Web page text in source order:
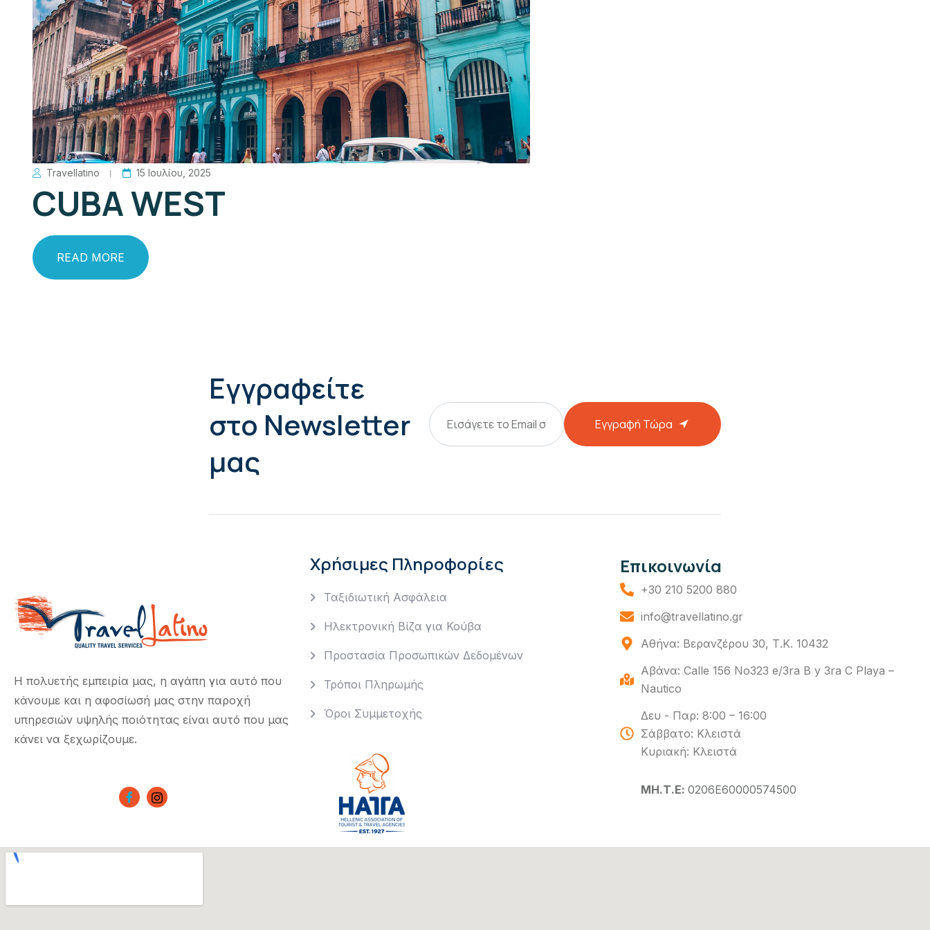
Travellatino 15 Ιουλίου, 2025
CUBA WEST
READ MORE
Εγγραφείτε
στο Newsletter
μας
Εγγραφή Τώρα
Η πολυετής εμπειρία μας, η αγάπη για αυτό που
κάνουμε και η αφοσίωσή μας στην παροχή
υπηρεσιών υψηλής ποιότητας είναι αυτό που μας
κάνει να ξεχωρίζουμε.
Χρήσιμες Πληροφορίες
Ταξιδιωτική Ασφάλεια
Ηλεκτρονική Βίζα για Κούβα
Προστασία Προσωπικών Δεδομένων
Τρόποι Πληρωμής
Όροι Συμμετοχής
Επικοινωνία
+30 210 5200 880
info@travellatino.gr
Αθήνα: Βερανζέρου 30, Τ.Κ. 10432
Αβάνα: Calle 156 No323 e/3ra B y 3ra C Playa –
Nautico
Δευ - Παρ: 8:00 – 16:00
Σάββατο: Κλειστά
Κυριακή: Κλειστά
ΜΗ.Τ.Ε: 0206Ε60000574500